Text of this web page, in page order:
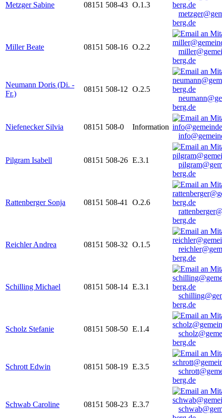
Metzger Sabine 08151 508-43 O.1.3
berg.de
Miller Beate 08151 508-16 O.2.2
berg.de
Neumann Doris (Di. -
Fr.)
08151 508-12 O.2.5
berg.de
Niefenecker Silvia 08151 508-0
Information
Pilgram Isabell 08151 508-26 E.3.1
berg.de
Rattenberger Sonja 08151 508-41
O.2.6
berg.de
Reichler Andrea 08151 508-32 O.1.5
berg.de
Schilling Michael 08151 508-14 E.3.1
berg.de
Scholz Stefanie 08151 508-50 E.1.4
berg.de
Schrott Edwin 08151 508-19 E.3.5
berg.de
Schwab Caroline 08151 508-23 E.3.7